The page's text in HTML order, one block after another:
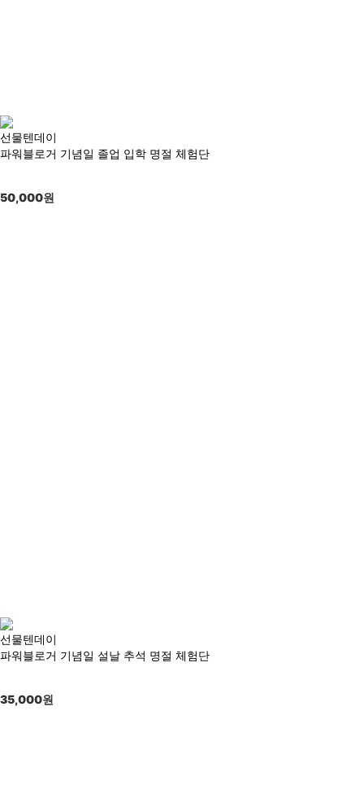
선물텐데이
파워블로거 기념일 졸업 입학 명절 체험단
50,000원
선물텐데이
파워블로거 기념일 설날 추석 명절 체험단
35,000원